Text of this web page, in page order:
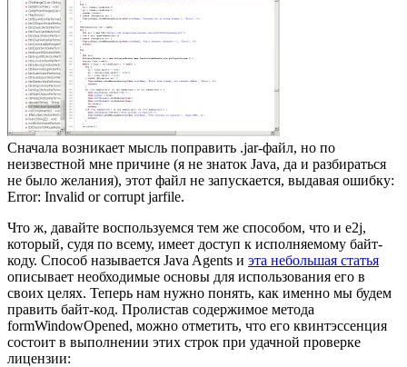
Сначала возникает мысль поправить .jar-файл, но по
неизвестной мне причине (я не знаток Java, да и разбираться
не было желания), этот файл не запускается, выдавая ошибку:
Error: Invalid or corrupt jarfile.
Что ж, давайте воспользуемся тем же способом, что и e2j,
который, судя по всему, имеет доступ к исполняемому байт-
коду. Способ называется Java Agents и эта небольшая статья
описывает необходимые основы для использования его в
своих целях. Теперь нам нужно понять, как именно мы будем
править байт-код. Пролистав содержимое метода
formWindowOpened, можно отметить, что его квинтэссенция
состоит в выполнении этих строк при удачной проверке
лицензии: